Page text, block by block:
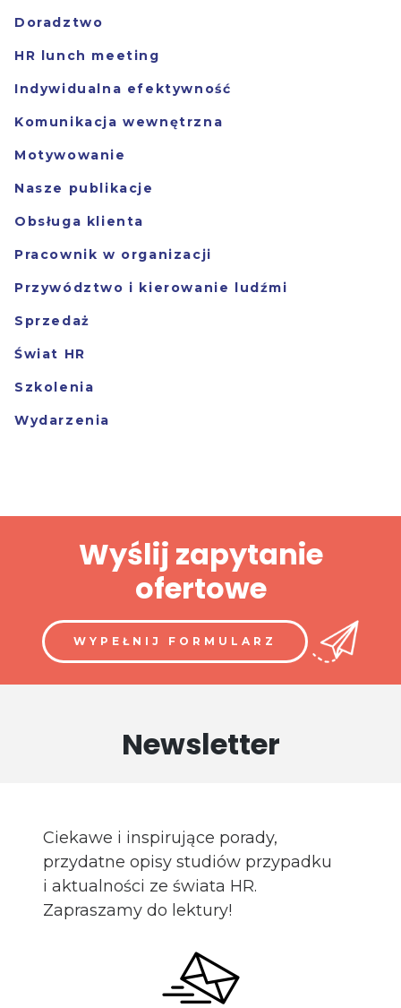
Doradztwo
HR lunch meeting
Indywidualna efektywność
Komunikacja wewnętrzna
Motywowanie
Nasze publikacje
Obsługa klienta
Pracownik w organizacji
Przywództwo i kierowanie ludźmi
Sprzedaż
Świat HR
Szkolenia
Wydarzenia
Wyślij zapytanie
ofertowe
WYPEŁNIJ FORMULARZ
Newsletter
Ciekawe i inspirujące porady,
przydatne opisy studiów przypadku
i aktualności ze świata HR.
Zapraszamy do lektury!